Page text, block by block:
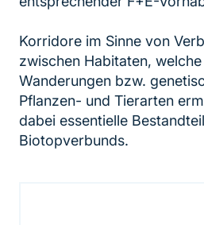
Korridore im Sinne von
zwischen Habitaten, welche
Wanderungen bzw.
Pflanzen- und Tierarten
dabei essentielle
Biotopverbunds.